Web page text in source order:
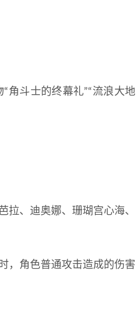
角斗士的终幕礼”“流浪大地
拉、迪奥娜、珊瑚宫心海、
，角色普通攻击造成的伤害